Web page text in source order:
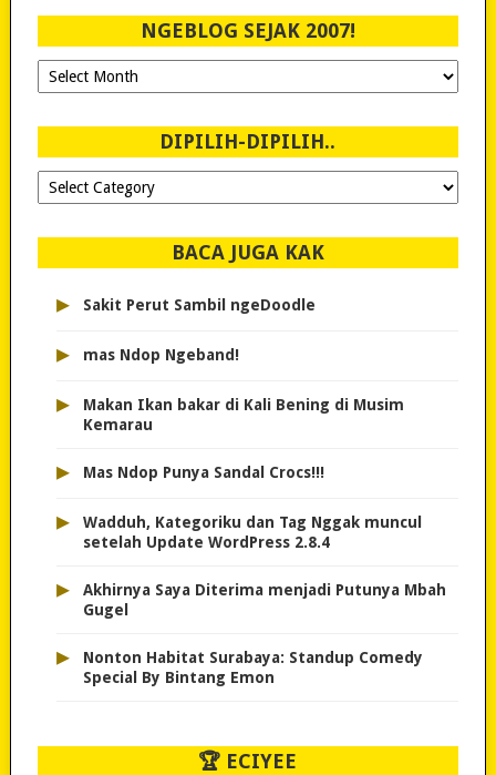
NGEBLOG SEJAK 2007!
Ngeblog
Sejak
DIPILIH-DIPILIH..
Dipilih-
dipilih..
BACA JUGA KAK
▸ Sakit Perut Sambil ngeDoodle
▸ mas Ndop Ngeband!
▸
Makan Ikan bakar di Kali Bening di Musim
Kemarau
▸ Mas Ndop Punya Sandal Crocs!!!
▸
Wadduh, Kategoriku dan Tag Nggak muncul
setelah Update WordPress 2.8.4
▸
Akhirnya Saya Diterima menjadi Putunya Mbah
Gugel
▸
Nonton Habitat Surabaya: Standup Comedy
Special By Bintang Emon
🏆 ECIYEE